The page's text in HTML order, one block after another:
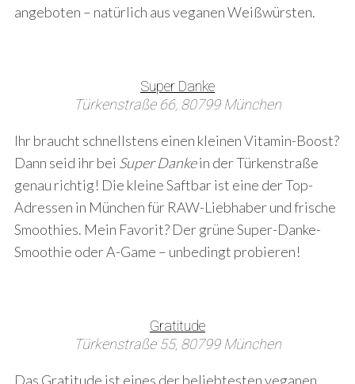
angeboten – natürlich aus veganen Weißwürsten.
Super Danke
Türkenstraße 66, 80799 München
Ihr braucht schnellstens einen kleinen Vitamin-Boost?
Dann seid ihr bei Super Dankein der Türkenstraße
genau richtig! Die kleine Saftbar ist eine der Top-
Adressen in München für RAW-Liebhaber und frische
Smoothies. Mein Favorit? Der grüne Super-Danke-
Smoothie oder A-Game – unbedingt probieren!
Gratitude
Türkenstraße 55, 80799 München
Das Gratitude ist eines der beliebtesten veganen
f